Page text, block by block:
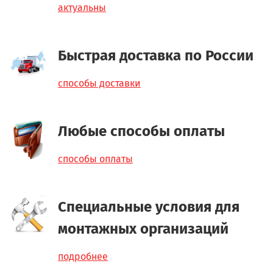
актуальны
Быстрая доставка по России
способы доставки
Любые способы оплаты
способы оплаты
Специальные условия для
монтажных организаций
подробнее